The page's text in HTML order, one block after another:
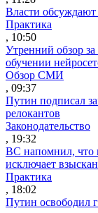
Власти
Практика
, 10:50
Утренний обзор
обучении
Обзор СМИ
, 09:37
Путин подписал
релокантов
Законодательство
, 19:32
ВС напомнил, что
исключает
Практика
, 18:02
Путин освободил